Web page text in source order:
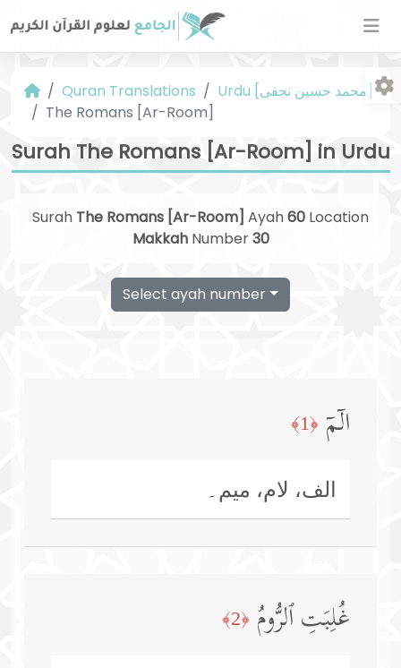
Quran Translations
The Romans [Ar-Room]
Surah The Romans [Ar-Room] in Urdu
Surah The Romans [Ar-Room] Ayah60 Location
MakkahNumber30
Select ayah number
الۤمۤ ﴿1﴾
الف، لام، میم۔
غُلِبَتِ ٱلرُّومُ ﴿2﴾